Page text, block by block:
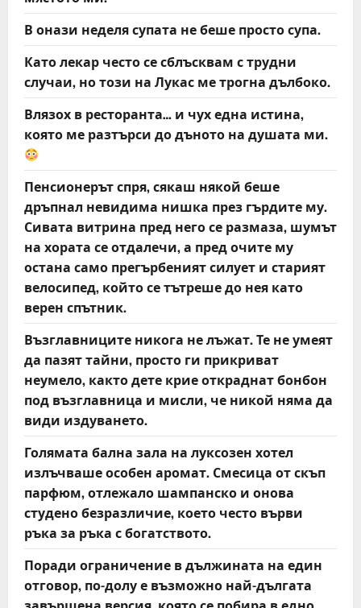
В онази неделя супата не беше просто супа.
Като лекар често се сблъсквам с трудни
случаи, но този на Лукас ме трогна дълбоко.
Влязох в ресторанта… и чух една истина,
която ме разтърси до дъното на душата ми.
Пенсионерът спря, сякаш някой беше
дръпнал невидима нишка през гърдите му.
Сивата витрина пред него се размаза, шумът
на хората се отдалечи, а пред очите му
остана само прегърбеният силует и старият
велосипед, който се тътреше до нея като
верен спътник.
Възглавниците никога не лъжат. Те не умеят
да пазят тайни, просто ги прикриват
неумело, както дете крие откраднат бонбон
под възглавница и мисли, че никой няма да
види издуването.
Голямата бална зала на луксозен хотел
излъчваше особен аромат. Смесица от скъп
парфюм, отлежало шампанско и онова
студено безразличие, което често върви
ръка за ръка с богатството.
Поради ограничение в дължината на един
отговор, по-долу е възможно най-дългата